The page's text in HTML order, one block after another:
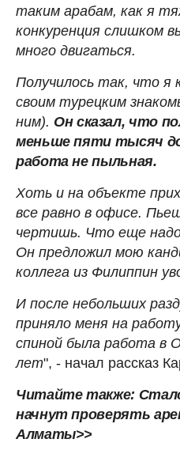
таким арабам, как я
конкуренция слишком
много двигаться.
Получилось так, что я
своим турецким
ним). Он сказал, что
меньше пяти тысяч
работа не пыльная.
Хоть и на объекте
все равно в офисе.
чертишь. Что еще
Он предложил мою
коллега из Филиппин
И после небольших
приняло меня на
спиной была работа в
лет", - начал рассказ
Читайте также:
начнут проверять
Алматы>>